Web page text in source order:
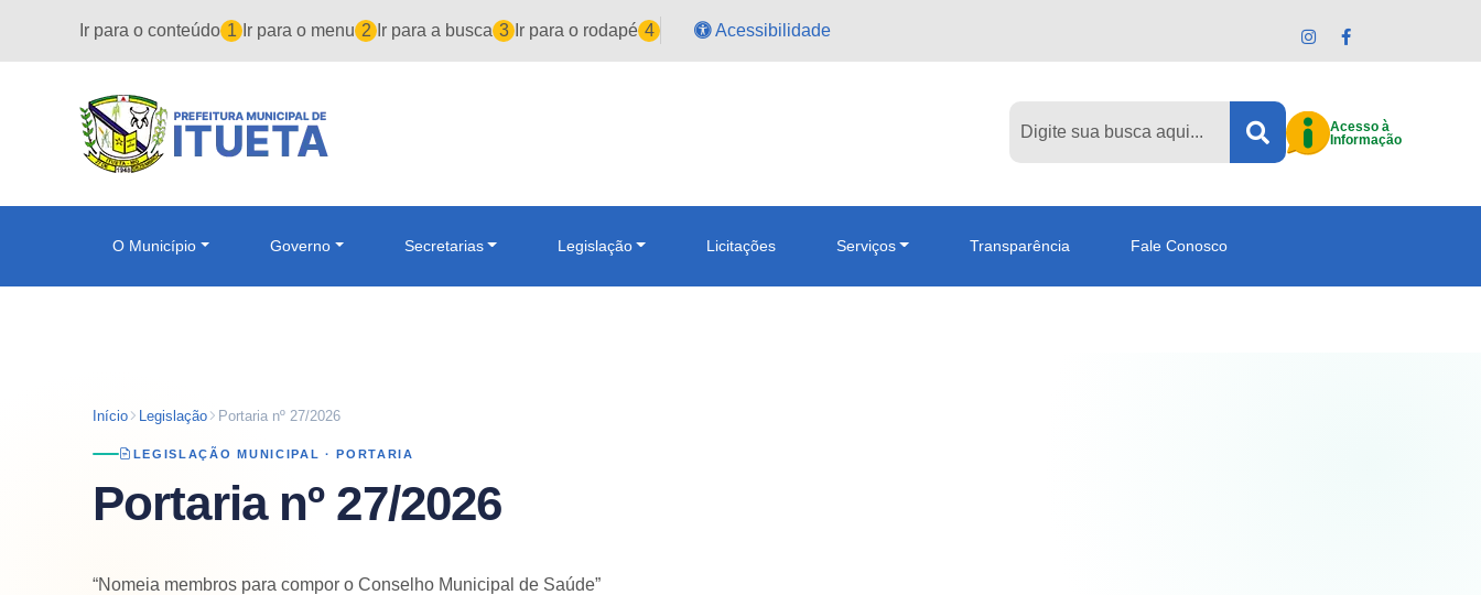
Ir para o conteúdo 1 Ir para o menu 2 Ir para a busca 3 Ir para o rodapé 4 Acessibilidade
Acesso à
Informação
O Município Governo Secretarias Legislação Licitações Serviços Transparência Fale Conosco
Início Legislação Portaria nº 27/2026
LEGISLAÇÃO MUNICIPAL ·PORTARIA
Portaria nº 27/2026
“Nomeia membros para compor o Conselho Municipal de Saúde”